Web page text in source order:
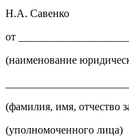
Н.А. Савенко
от
(наименование
(фамилия, имя, отчество
(уполномоченного лица)